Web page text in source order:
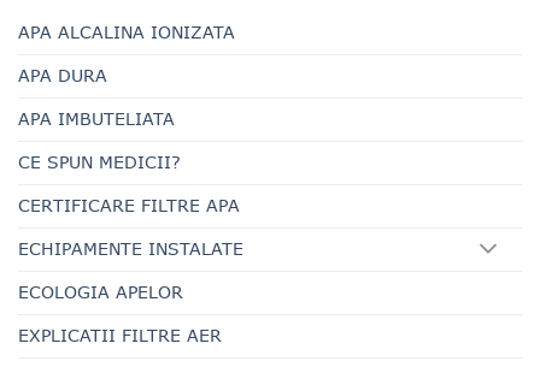
APA ALCALINA IONIZATA
APA DURA
APA IMBUTELIATA
CE SPUN MEDICII?
CERTIFICARE FILTRE APA
ECHIPAMENTE INSTALATE
ECOLOGIA APELOR
EXPLICATII FILTRE AER